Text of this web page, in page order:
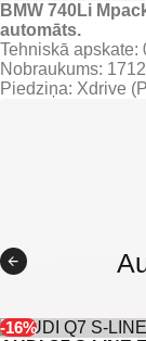
BMW 740Li
automāts.
Tehniskā apskate:
Nobraukums:
Piedziņa: Xdrive
Apsildāmas
El. regulējami,
El. atverams/
El. vadāma jumta
El. izbīdams
Lietus sensors.
-16%